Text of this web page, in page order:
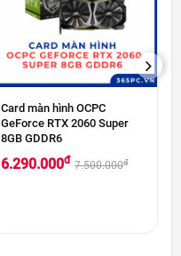
Card màn hình OCPC
GeForce RTX 2060 Super
8GB GDDR6
6.290.000đ 7.500.000đ
NEXT